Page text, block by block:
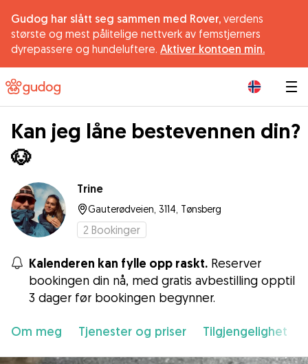
Gudog har slått seg sammen med Rover, verdens
største og mest pålitelige nettverk av femstjerners
dyrepassere og hundeluftere. Aktiver kontoen min.
Kan jeg låne bestevennen din?
🐶
Trine
Gauterødveien, 3114, Tønsberg
2 Bookinger
Kalenderen kan fylle opp raskt. Reserver
bookingen din nå, med gratis avbestilling opptil
3 dager før bookingen begynner.
Om meg Tjenester og priser Tilgjengelighet